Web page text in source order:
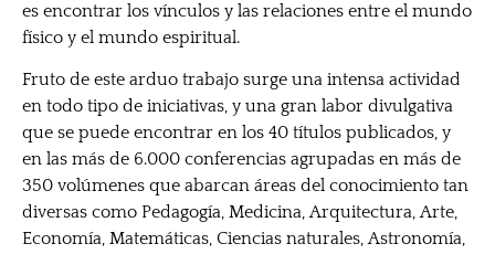
es encontrar los vínculos y las relaciones entre el mundo
físico y el mundo espiritual.
Fruto de este arduo trabajo surge una intensa actividad
en todo tipo de iniciativas, y una gran labor divulgativa
que se puede encontrar en los 40 títulos publicados, y
en las más de 6.000 conferencias agrupadas en más de
350 volúmenes que abarcan áreas del conocimiento tan
diversas como Pedagogía, Medicina, Arquitectura, Arte,
Economía, Matemáticas, Ciencias naturales, Astronomía,